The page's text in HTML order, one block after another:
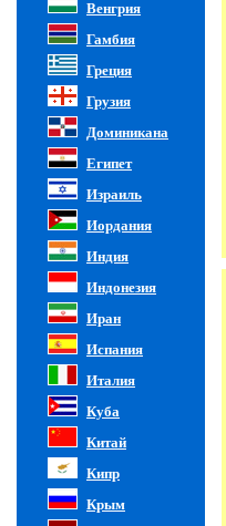
Венгрия
Гамбия
Греция
Грузия
Доминикана
Египет
Израиль
Иордания
Индия
Индонезия
Иран
Испания
Италия
Куба
Китай
Кипр
Крым